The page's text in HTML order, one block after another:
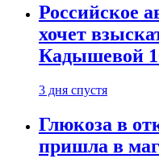
Российское
хочет
Кадышевой
3 дня спустя
Глюкоза в
пришла в